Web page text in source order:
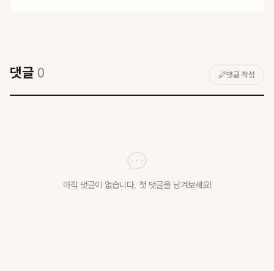
댓글 0 댓글 작성
아직 댓글이 없습니다. 첫 댓글을 남겨보세요!